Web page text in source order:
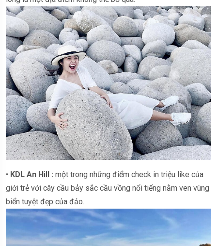
• KDL An Hill : một trong những điểm check in triệu like của
giới trẻ với cây cầu bảy sắc cầu vồng nổi tiếng nằm ven vùng
biển tuyệt đẹp của đảo.